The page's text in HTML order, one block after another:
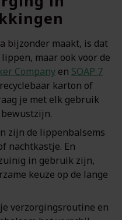
bijzonder maakt, is dat
maar ook voor de
Company en SOAP 7
karton of
je met elk gebruik
zijn de lippenbalsems
nachtkastje. En
in gebruik zijn,
keuze op de lange
verzorgingsroutine en